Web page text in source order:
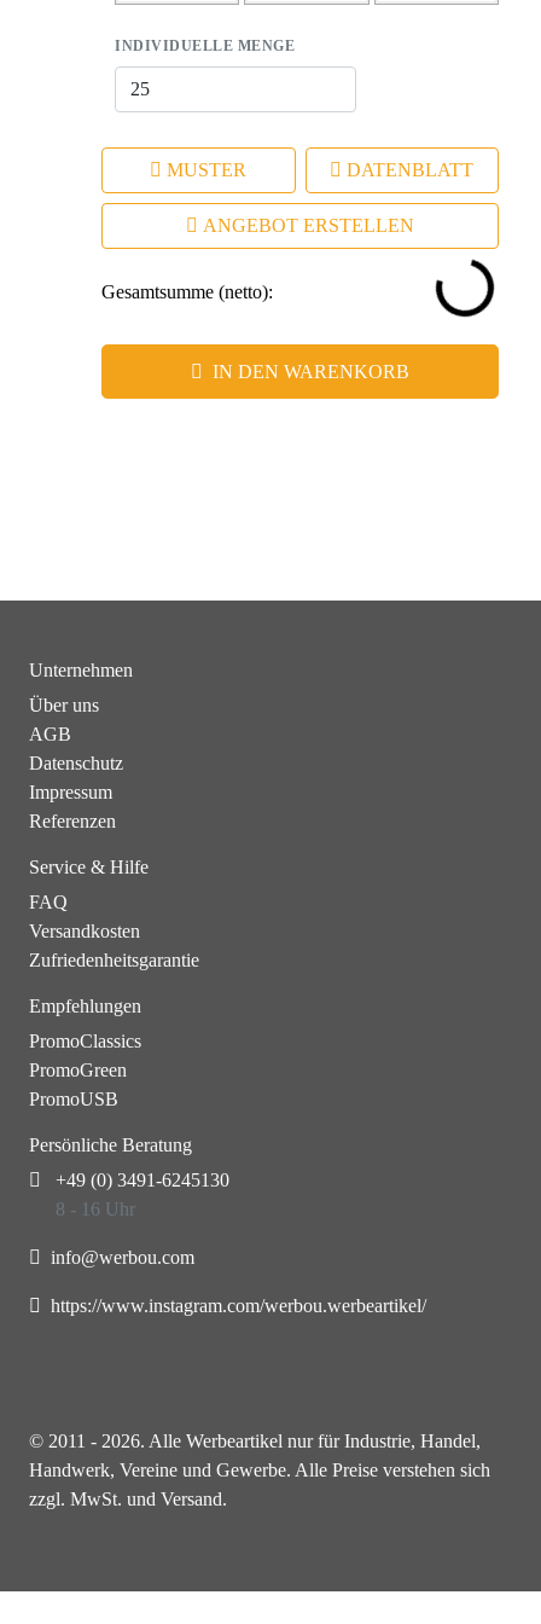
Kundenbindung.INDIVIDUELLE MENGE
MUSTER DATENBLATT
ANGEBOT ERSTELLEN
Gesamtsumme (netto):
IN DEN WARENKORB
Unternehmen
Über uns
AGB
Datenschutz
Impressum
Referenzen
Service & Hilfe
FAQ
Versandkosten
Zufriedenheitsgarantie
Empfehlungen
PromoClassics
PromoGreen
PromoUSB
Persönliche Beratung
+49 (0) 3491-6245130
8 - 16 Uhr
info@werbou.com
https://www.instagram.com/werbou.werbeartikel/
© 2011 - 2026. Alle Werbeartikel nur für Industrie, Handel,
Handwerk, Vereine und Gewerbe. Alle Preise verstehen sich
zzgl. MwSt. und Versand.